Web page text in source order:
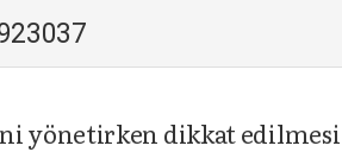
yönetirken dikkat